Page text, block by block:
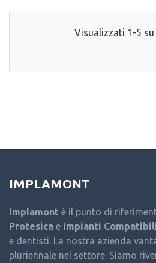
Visualizzati 1-5
IMPLAMONT
Implamont è il punto di
Protesica e Impianti
e dentisti. La nostra azienda
pluriennale nel settore. Siamo